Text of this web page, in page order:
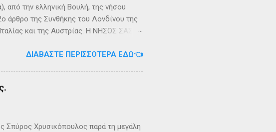
από την ελληνική Βουλή, της νήσου
άρθρο της Συνθήκης του Λονδίνου της
και της Αυστρίας. Η ΝΗΣΟΣ ΣΑΣΩΝ
Saseno. Έχει έκταση περίπου 6 τ.χλμ.
ένα «επεισόδιο» του πολέμου ανάμεσα
ΔΙΑΒΆΣΤΕ ΠΕΡΙΣΣΌΤΕΡΑ ΕΔΏ👈
Σπύρος Χρυσικόπουλος παρά τη μεγάλη